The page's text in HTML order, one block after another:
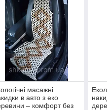
масажні
в авто з еко
– комфорт без